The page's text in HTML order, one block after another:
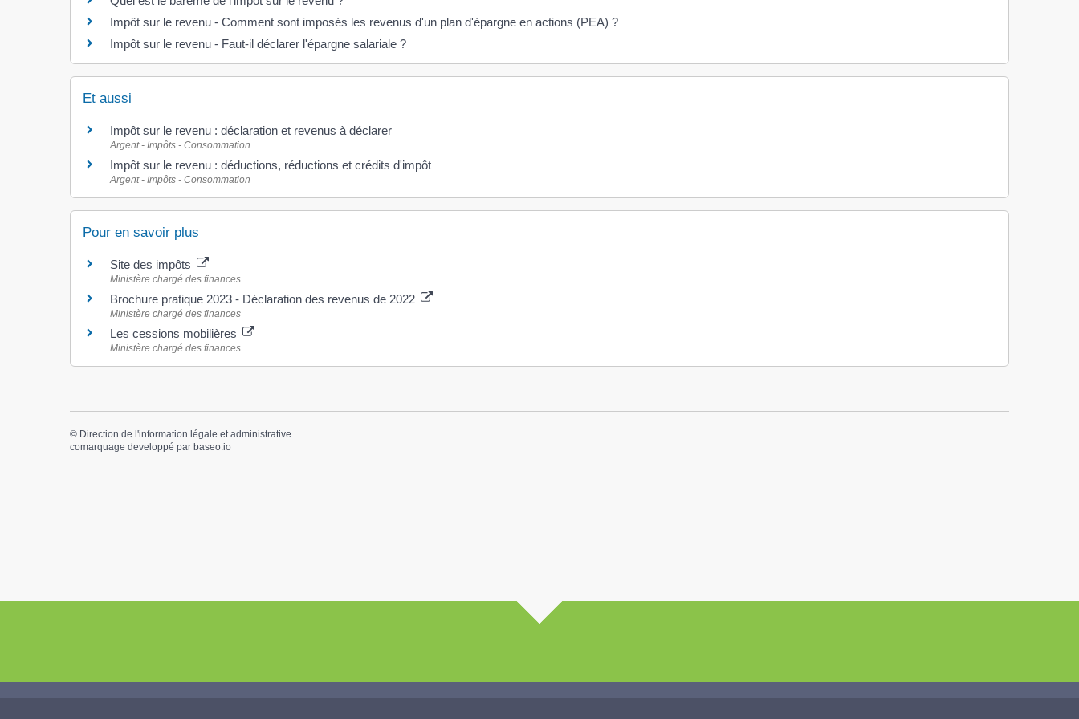
Impôt sur le revenu - Comment sont imposés les revenus d'un plan d'épargne en actions (PEA) ?
Impôt sur le revenu - Faut-il déclarer l'épargne salariale ?
Et aussi
Impôt sur le revenu : déclaration et revenus à déclarer
Argent - Impôts - Consommation
Impôt sur le revenu : déductions, réductions et crédits d'impôt
Argent - Impôts - Consommation
Pour en savoir plus
Site des impôts
Ministère chargé des finances
Brochure pratique 2023 - Déclaration des revenus de 2022
Ministère chargé des finances
Les cessions mobilières
Ministère chargé des finances
© Direction de l'information légale et administrative
comarquage developpé par baseo.io